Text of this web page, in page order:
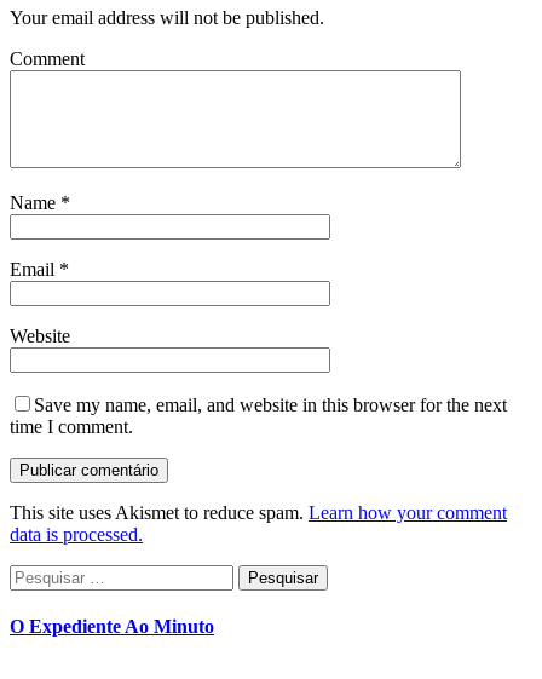
Your email address will not be published.
Comment
Name *
Email *
Website
Save my name, email, and website in this browser for the next
time I comment.
This site uses Akismet to reduce spam. Learn how your comment
data is processed.
Pesquisar
por:
O Expediente Ao Minuto